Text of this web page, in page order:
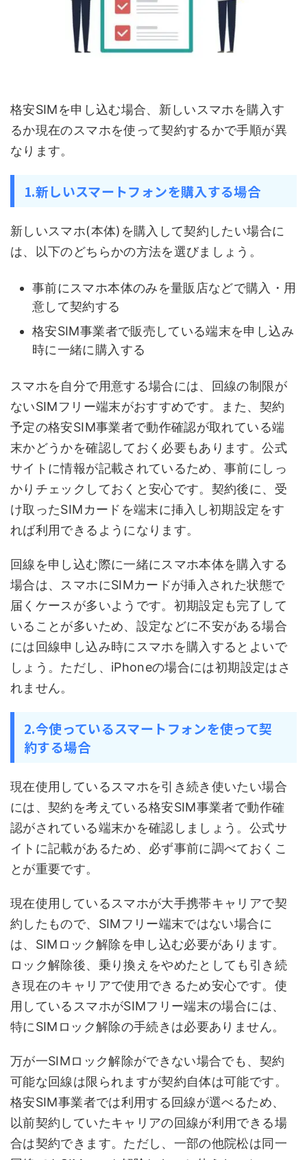
格安SIMを申し込む場合、新しいスマホを購入す
るか現在のスマホを使って契約するかで手順が異
なります。
1.新しいスマートフォンを購入する場合
新しいスマホ(本体)を購入して契約したい場合に
は、以下のどちらかの方法を選びましょう。
事前にスマホ本体のみを量販店などで購入・用
意して契約する
格安SIM事業者で販売している端末を申し込み
時に一緒に購入する
スマホを自分で用意する場合には、回線の制限が
ないSIMフリー端末がおすすめです。また、契約
予定の格安SIM事業者で動作確認が取れている端
末かどうかを確認しておく必要もあります。公式
サイトに情報が記載されているため、事前にしっ
かりチェックしておくと安心です。契約後に、受
け取ったSIMカードを端末に挿入し初期設定をす
れば利用できるようになります。
回線を申し込む際に一緒にスマホ本体を購入する
場合は、スマホにSIMカードが挿入された状態で
届くケースが多いようです。初期設定も完了して
いることが多いため、設定などに不安がある場合
には回線申し込み時にスマホを購入するとよいで
しょう。ただし、iPhoneの場合には初期設定はさ
れません。
2.今使っているスマートフォンを使って契
約する場合
現在使用しているスマホを引き続き使いたい場合
には、契約を考えている格安SIM事業者で動作確
認がされている端末かを確認しましょう。公式サ
イトに記載があるため、必ず事前に調べておくこ
とが重要です。
現在使用しているスマホが大手携帯キャリアで契
約したもので、SIMフリー端末ではない場合に
は、SIMロック解除を申し込む必要があります。
ロック解除後、乗り換えをやめたとしても引き続
き現在のキャリアで使用できるため安心です。使
用しているスマホがSIMフリー端末の場合には、
特にSIMロック解除の手続きは必要ありません。
万が一SIMロック解除ができない場合でも、契約
可能な回線は限られますが契約自体は可能です。
格安SIM事業者では利用する回線が選べるため、
以前契約していたキャリアの回線が利用できる場
合は契約できます。ただし、一部の他院松は同一